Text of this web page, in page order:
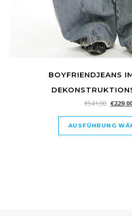
BOYFRIENDJEANS
€541,00 €
AUSFÜHRUNG